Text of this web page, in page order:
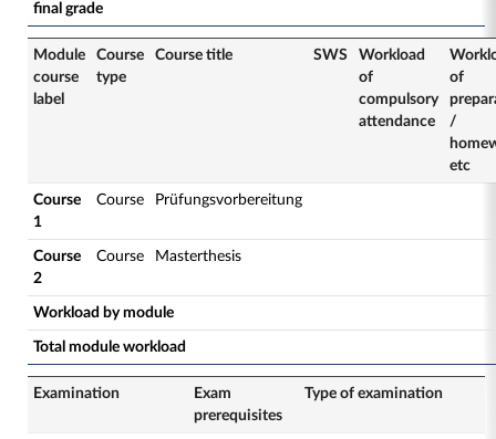
final grade
Module
course
label
Course
type
Course title SWS
Workload
of
compulsory
attendance
of
/
etc
Course
1
Course Prüfungsvorbereitung
Course
2
Course Masterthesis
Workload by module
Total module workload
Examination
Exam
prerequisites
Type of examination